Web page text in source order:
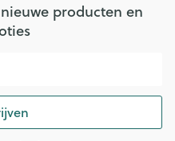
producten en